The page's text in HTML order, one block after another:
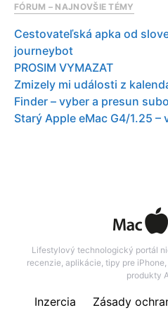
FÓRUM – NAJNOVŠIE TÉMY
Cestovateľská apka od
journeybot
PROSIM VYMAZAT
Zmizely mi události z
Finder – vyber a presun
Starý Apple eMac G4/1.25 –
Lifestylový technologický portál
recenzie, aplikácie, tipy pre
produkty
Inzercia
Zásady